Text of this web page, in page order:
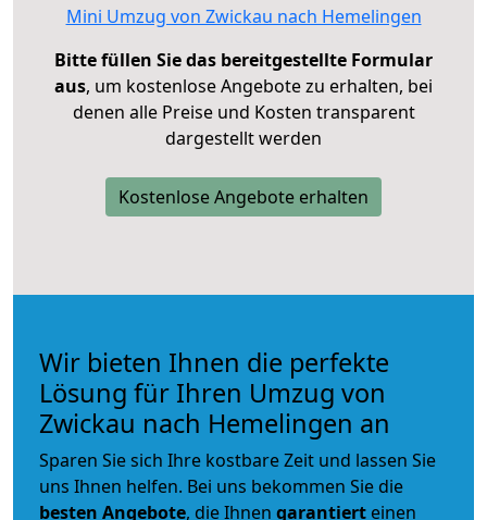
Mini Umzug von Zwickau nach Hemelingen
Bitte füllen Sie das bereitgestellte Formular
aus, um kostenlose Angebote zu erhalten, bei
denen alle Preise und Kosten transparent
dargestellt werden
Kostenlose Angebote erhalten
Wir bieten Ihnen die perfekte
Lösung für Ihren Umzug von
Zwickau nach Hemelingen an
Sparen Sie sich Ihre kostbare Zeit und lassen Sie
uns Ihnen helfen. Bei uns bekommen Sie die
besten Angebote, die Ihnen garantiert einen